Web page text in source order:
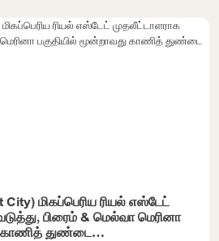
City) மிகப்பெரிய ரியல் எஸ்டேட்
பிரைம் & மெல்வா மெரினா
காணித் துண்டை